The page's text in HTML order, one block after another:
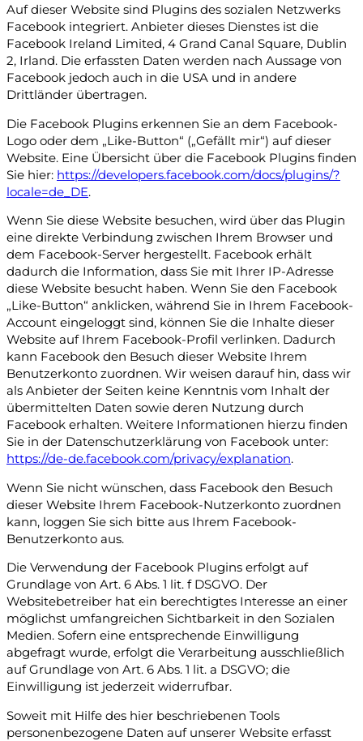
Auf dieser Website sind Plugins des sozialen Netzwerks
Facebook integriert. Anbieter dieses Dienstes ist die
Facebook Ireland Limited, 4 Grand Canal Square, Dublin
2, Irland. Die erfassten Daten werden nach Aussage von
Facebook jedoch auch in die USA und in andere
Drittländer übertragen.
Die Facebook Plugins erkennen Sie an dem Facebook-
Logo oder dem „Like-Button“ („Gefällt mir“) auf dieser
Website. Eine Übersicht über die Facebook Plugins finden
Sie hier: https://developers.facebook.com/docs/plugins/?
locale=de_DE.
Wenn Sie diese Website besuchen, wird über das Plugin
eine direkte Verbindung zwischen Ihrem Browser und
dem Facebook-Server hergestellt. Facebook erhält
dadurch die Information, dass Sie mit Ihrer IP-Adresse
diese Website besucht haben. Wenn Sie den Facebook
„Like-Button“ anklicken, während Sie in Ihrem Facebook-
Account eingeloggt sind, können Sie die Inhalte dieser
Website auf Ihrem Facebook-Profil verlinken. Dadurch
kann Facebook den Besuch dieser Website Ihrem
Benutzerkonto zuordnen. Wir weisen darauf hin, dass wir
als Anbieter der Seiten keine Kenntnis vom Inhalt der
übermittelten Daten sowie deren Nutzung durch
Facebook erhalten. Weitere Informationen hierzu finden
Sie in der Datenschutzerklärung von Facebook unter:
https://de-de.facebook.com/privacy/explanation.
Wenn Sie nicht wünschen, dass Facebook den Besuch
dieser Website Ihrem Facebook-Nutzerkonto zuordnen
kann, loggen Sie sich bitte aus Ihrem Facebook-
Benutzerkonto aus.
Die Verwendung der Facebook Plugins erfolgt auf
Grundlage von Art. 6 Abs. 1 lit. f DSGVO. Der
Websitebetreiber hat ein berechtigtes Interesse an einer
möglichst umfangreichen Sichtbarkeit in den Sozialen
Medien. Sofern eine entsprechende Einwilligung
abgefragt wurde, erfolgt die Verarbeitung ausschließlich
auf Grundlage von Art. 6 Abs. 1 lit. a DSGVO; die
Einwilligung ist jederzeit widerrufbar.
Soweit mit Hilfe des hier beschriebenen Tools
personenbezogene Daten auf unserer Website erfasst